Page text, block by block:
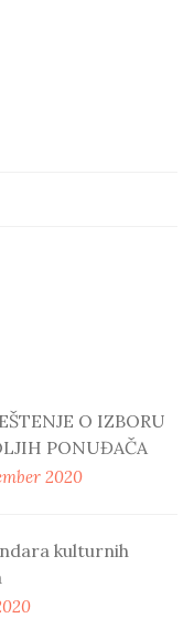
O IZBORU
PONUĐAČA
2020
kulturnih